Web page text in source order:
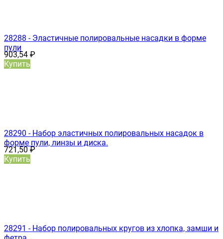
28288 - Эластичные полировальные насадки в форме
пули
903,54 ₽
Купить
28290 - Набор эластичных полировальных насадок в
форме пули, линзы и диска.
721,50₽
Купить
28291 - Набор полировальных кругов из хлопка, замши и